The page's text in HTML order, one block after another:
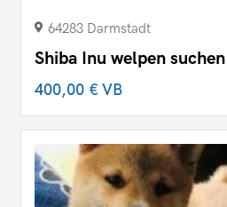
64283 Darmstadt
Shiba Inu welpen
400,00 €VB